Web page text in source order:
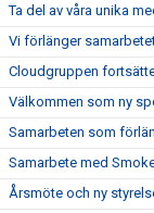
Ta del av våra unika
Vi förlänger
Cloudgruppen
Välkommen som ny
Samarbeten som
Samarbete med
Årsmöte och ny